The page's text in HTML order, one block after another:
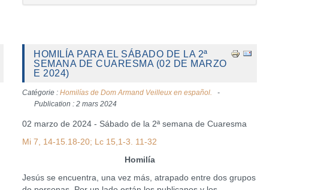
HOMILÍA PARA EL SÁBADO DE LA 2ª
SEMANA DE CUARESMA (02 DE MARZO
E 2024)
Catégorie :Homilías de Dom Armand Veilleux en español.
Publication : 2 mars 2024
02 marzo de 2024 - Sábado de la 2ª semana de Cuaresma
Mi 7, 14-15.18-20; Lc 15,1-3. 11-32
Homilía
Jesús se encuentra, una vez más, atrapado entre dos grupos